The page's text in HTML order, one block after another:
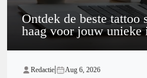
Ontdek de beste tattoo
haag voor jouw unieke
Redactie| Aug 6, 2026